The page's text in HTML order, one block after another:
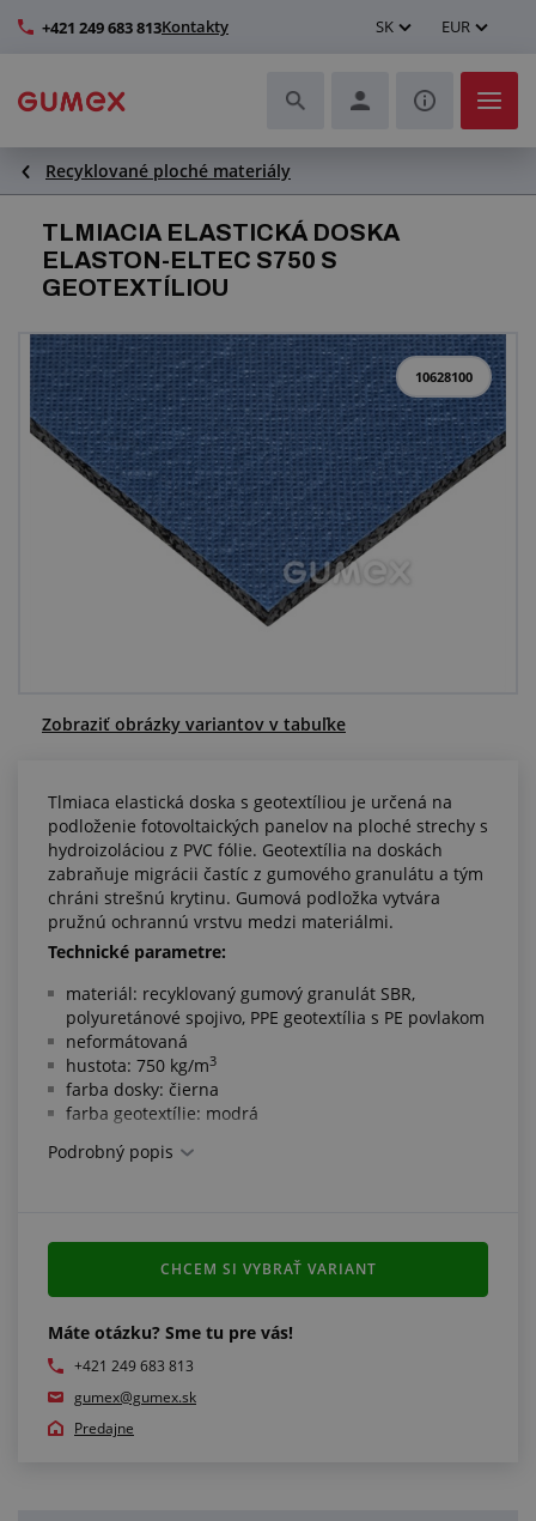
+421 249 683 813Kontakty SK EUR
Hadice a ich kompletizácia
Profily a výroba tesnení
Technické plasty
Dopravníkové pásy a montáž
Lepšie pracovné prostredie
Ďalšie gumové a plastové výrobky
Recyklované ploché materiály
TLMIACIA ELASTICKÁ DOSKA
ELASTON-ELTEC S750 S
GEOTEXTÍLIOU
10628100
Zobraziť obrázky variantov v tabuľke
Tlmiaca elastická doska s geotextíliou je určená na
podloženie fotovoltaických panelov na ploché strechy s
hydroizoláciou z PVC fólie. Geotextília na doskách
zabraňuje migrácii častíc z gumového granulátu a tým
chráni strešnú krytinu. Gumová podložka vytvára
pružnú ochrannú vrstvu medzi materiálmi.
Technické parametre:
materiál: recyklovaný gumový granulát SBR,
polyuretánové spojivo, PPE geotextília s PE povlakom
neformátovaná
hustota: 750 kg/m3
farba dosky: čierna
farba geotextílie: modrá
Ďalšie informácie:
na základe požiadavky zákazníka je možné dosky
dodať vo formátovanom prevedení s toleranciou
±2mm na dĺžku a ±1mm na šírku, vhodné pre
kvalitné a remeselne prijateľnú pokládku
materiál zodpovedá typu GELTEC podľa technických
listov výrobcu
Podrobný popis
Máte otázku? Sme tu pre vás!
+421 249 683 813
gumex@gumex.sk
Predajne
CHCEM SI VYBRAŤ VARIANT